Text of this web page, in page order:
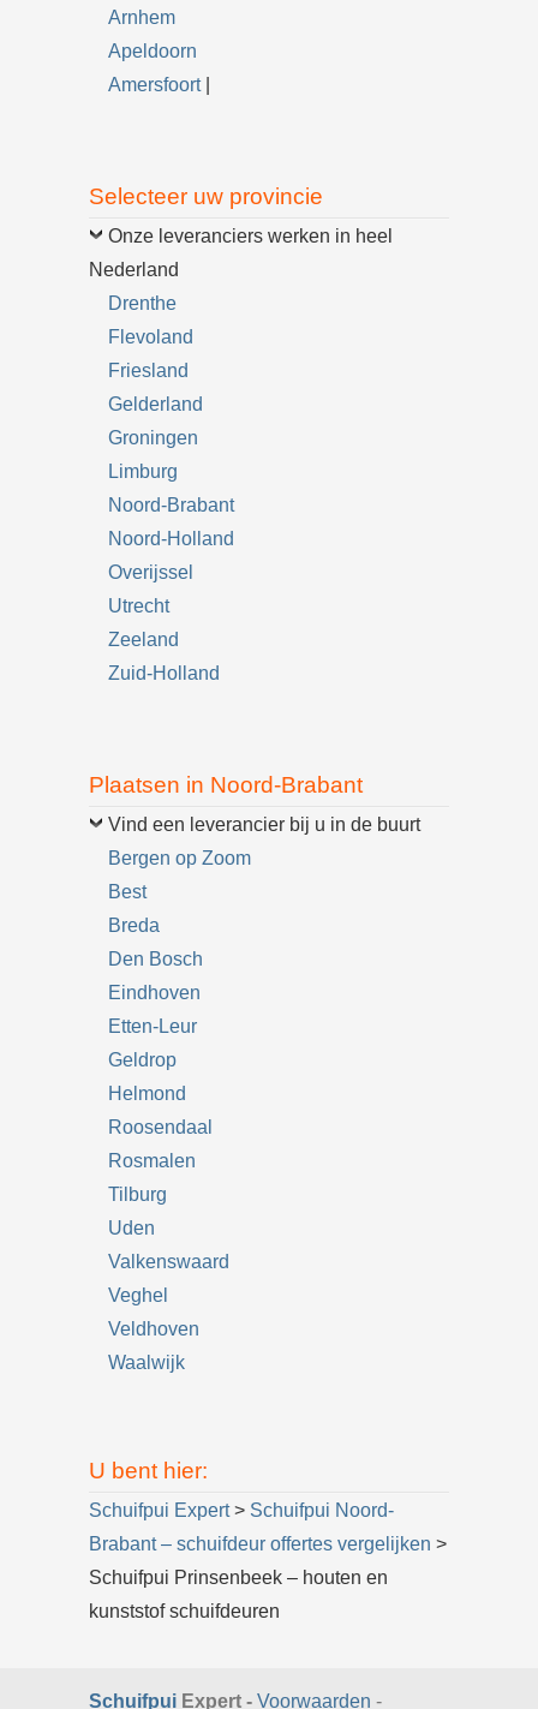
Arnhem
Apeldoorn
Amersfoort|
Selecteer uw provincie
Onze leveranciers werken in heel
Nederland
Drenthe
Flevoland
Friesland
Gelderland
Groningen
Limburg
Noord-Brabant
Noord-Holland
Overijssel
Utrecht
Zeeland
Zuid-Holland
Plaatsen in Noord-Brabant
Vind een leverancier bij u in de buurt
Bergen op Zoom
Best
Breda
Den Bosch
Eindhoven
Etten-Leur
Geldrop
Helmond
Roosendaal
Rosmalen
Tilburg
Uden
Valkenswaard
Veghel
Veldhoven
Waalwijk
U bent hier:
Schuifpui Expert> Schuifpui Noord-
Brabant – schuifdeur offertes vergelijken >
Schuifpui Prinsenbeek – houten en
kunststof schuifdeuren
Schuifpui Expert - Voorwaarden -